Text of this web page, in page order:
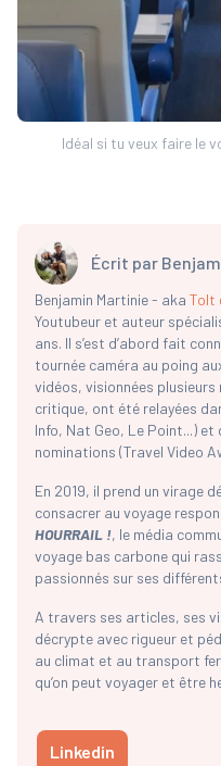
Idéal si tu veux faire le
Écrit par
Benjamin Martinie - aka Tolt
Youtubeur et auteur
ans. Il s’est d’abord fait
tournée caméra au poing
vidéos, visionnées
critique, ont été relayées
Info, Nat Geo, Le Point...)
nominations (Travel Video
En 2019, il prend un virage
consacrer au voyage
HOURRAIL !, le média
voyage bas carbone qui
passionnés sur ses
A travers ses articles, ses
décrypte avec rigueur et
au climat et au transport
qu’on peut voyager et être
Linkedin